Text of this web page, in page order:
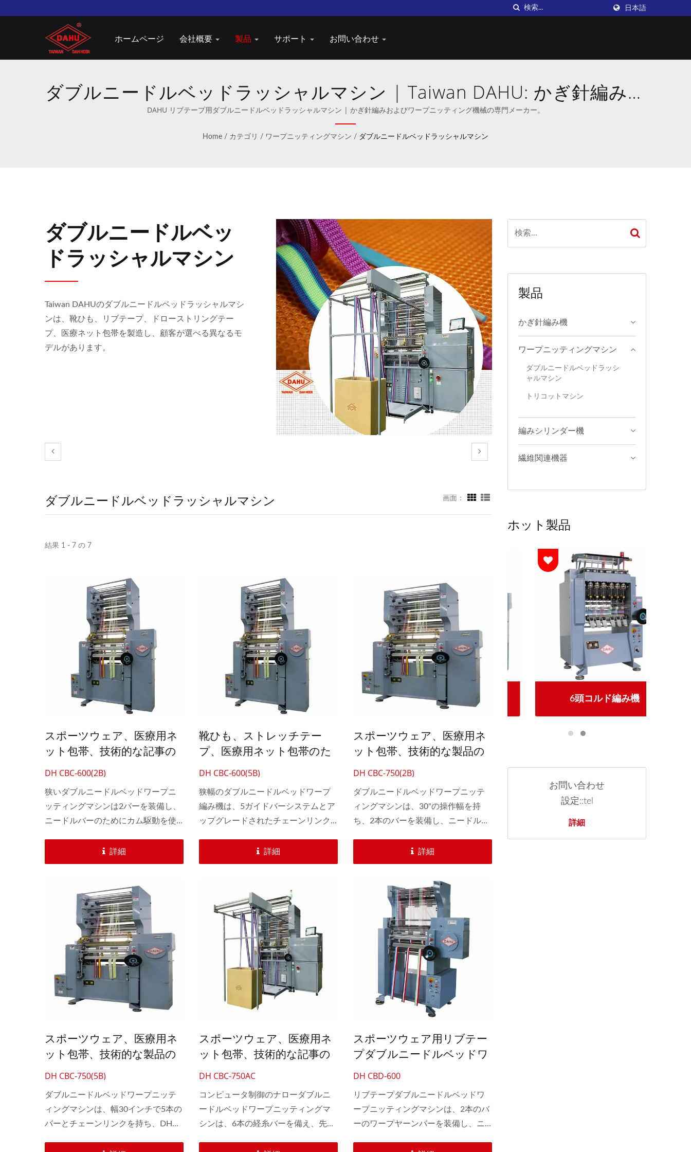
日本語
ホームページ 会社概要 製品 サポート お問い合わせ
ダブルニードルベッドラッシャルマシン | Taiwan DAHU: かぎ針編み機
のリーディングプロバイダー
DAHU リブテープ用ダブルニードルベッドラッシャルマシン | かぎ針編みおよびワープニッティング機械の専門メーカー。
Home / カテゴリ / ワープニッティングマシン / ダブルニードルベッドラッシャルマシン
ダブルニードルベッ
ドラッシャルマシン
Taiwan DAHUのダブルニードルベッドラッシャルマシ
ンは、靴ひも、リブテープ、ドローストリングテー
プ、医療ネット包帯を製造し、顧客が選べる異なるモ
デルがあります。
ダブルニードルベッドラッシャルマシン 画面：
結果 1 - 7 の 7
スポーツウェア、医療用ネ
ット包帯、技術的な記事の
ためのカム駆動の狭いダブ
ルニードルベッドワープニ
ッティングマシン
DH CBC-600(2B)
狭いダブルニードルベッドワープニ
ッティングマシンは2バーを装備し、
ニードルバーのためにカム駆動を使
も、リブテープ、ドローストリング
テープなど、より繊細なワープニッ
詳細
靴ひも、ストレッチテー
プ、医療用ネット包帯のた
めの狭いダブルニードルベ
ッドワープニッティングマ
シン
DH CBC-600(5B)
狭幅のダブルニードルベッドワープ
編み機は、5ガイドバーシステムとア
ップグレードされたチェーンリンク
のための柔軟なパターンデザインを
提供します。...
詳細
スポーツウェア、医療用ネ
ット包帯、技術的な製品の
ためのカム駆動付き30"ダ
ブルニードルベッドワープ
ニッティングマシン
DH CBC-750(2B)
ダブルニードルベッドワープニッテ
ィングマシンは、30"の操作幅を持
ち、2本のバーを装備し、ニードルバ
す。これにより、靴ひも、リブテー
プ、ドローストリングテープなど、
できます。
詳細
スポーツウェア、医療用ネ
ット包帯、技術的な製品の
ためのカム駆動30インチダ
ブルニードルベッドワープ
ニッティングマシン
DH CBC-750(5B)
ダブルニードルベッドワープニッテ
ィングマシンは、幅30インチで5本の
バーとチェーンリンクを持ち、DH...
スポーツウェア、医療用ネ
ット包帯、技術的な記事の
ためのコンピュータ制御狭
機
DH CBC-750AC
コンピュータ制御のナローダブルニ
ードルベッドワープニッティングマ
シンは、6本の経糸バーを備え、先進
スポーツウェア用リブテー
プダブルニードルベッドワ
ープニッティングマシン
DH CBD-600
リブテープダブルニードルベッドワ
ープニッティングマシンは、2本のバ
ーのワープヤーンバーを装備し、ニ
製品
かぎ針編み機
ワープニッティングマシン
ダブルニードルベッドラッシ
ャルマシン
トリコットマシン
編みシリンダー機
繊維関連機器
ホット製品
自動30インチかぎ針編み機 6頭コルド編み機 自動30インチかぎ針編み機 6頭コルド編み機
お問い合わせ
設定::tel
詳細